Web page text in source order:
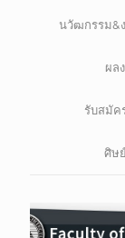
นวัฒกรรม&
ผล
รับสมัค
ศิษ